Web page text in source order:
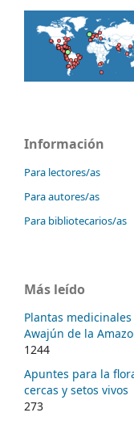
Información
Para lectores/as
Para autores/as
Para bibliotecarios/as
Más leído
Plantas
Awajún de la
1244
Apuntes para la
cercas y setos vivos
273